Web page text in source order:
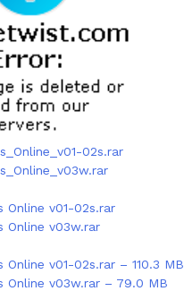
02s.rar
Online v01-02s.rar
Online v03w.rar
Online v01-02s.rar – 110.3 MB
Online v03w.rar – 79.0 MB